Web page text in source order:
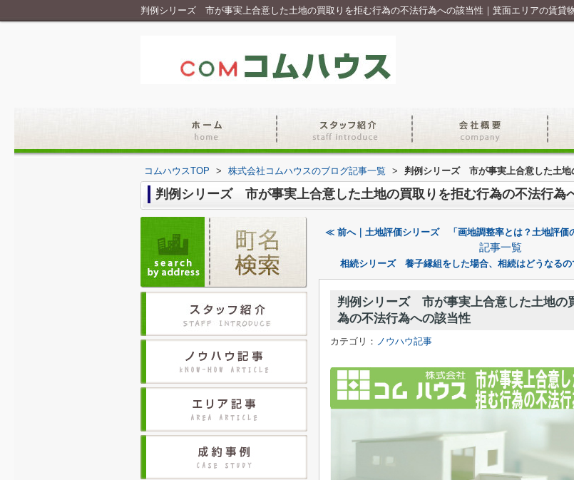
判例シリーズ 市が事実上合意した土地の買取りを拒む行為の不法行為への該当性｜箕面エリアの賃貸
コムハウスTOP > 株式会社コムハウスのブログ記事一覧 > 判例シリーズ 市が事実上合意した土地
判例シリーズ 市が事実上合意した土地の買取りを拒む行為の不法行為
≪ 前へ｜土地評価シリーズ 「画地調整率とは？土地評価
記事一覧
相続シリーズ 養子縁組をした場合、相続はどうなる
判例シリーズ 市が事実上合意した土地の
為の不法行為への該当性
カテゴリ： ノウハウ記事